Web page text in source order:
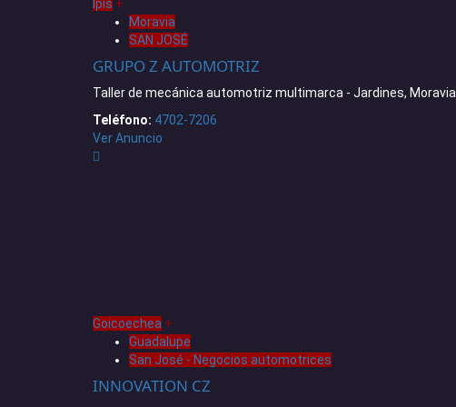
Ipis +
Moravia
SAN JOSÉ
GRUPO Z AUTOMOTRIZ
Taller de mecánica automotriz multimarca - Jardines, Moravia
Teléfono: 4702-7206
Ver Anuncio
Goicoechea +
Guadalupe
San José - Negocios automotrices
INNOVATION CZ